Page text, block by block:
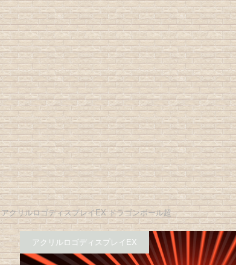
アクリルロゴディスプレイEX ドラゴンボール超
アクリルロゴディスプレイEX